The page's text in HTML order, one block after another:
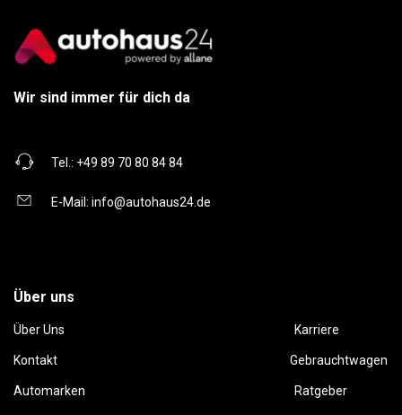
Wir sind immer für dich da
Tel.: +49 89 70 80 84 84
E-Mail: info@autohaus24.de
Über uns
Über Uns Karriere
Kontakt Gebrauchtwagen
Automarken Ratgeber